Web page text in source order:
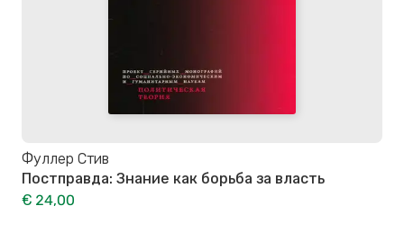
Фуллер Стив
Постправда: Знание как борьба за власть
€ 24,00